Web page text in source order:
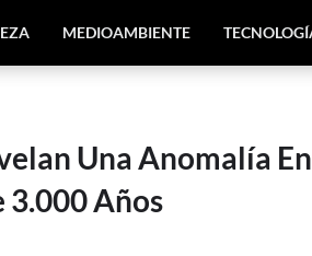
MEDIOAMBIENTE
Una Anomalía
3.000 Años